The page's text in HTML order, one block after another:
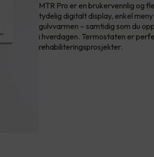
MTR Pro er en brukervennlig og
tydelig digitalt display, enkel
gulvvarmen – samtidig som du
i hverdagen. Termostaten er
rehabiliteringsprosjekter.